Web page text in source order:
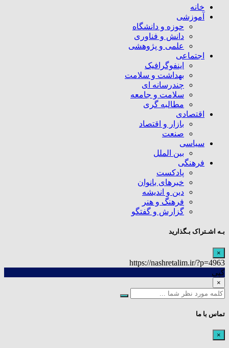
خانه
آموزشی
حوزه و دانشگاه
دانش و فناوری
علمی و پژوهشی
اجتماعی
اینفوگرافیک
بهداشت و سلامت
چندرسانه ای
سلامت و جامعه
مطالبه گری
اقتصادی
بازار و اقتصاد
صنعت
سیاسی
بین الملل
فرهنگی
پادکست
خبرهای بانوان
دین و اندیشه
فرهنگ و هنر
گزارش و گفتگو
بـه اشـتراک بـگذارید
×
https://nashretalim.ir/?p=4963
کپی
×
تماس با ما
×